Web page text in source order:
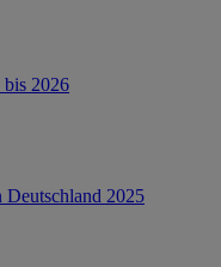
bis 2026
Deutschland 2025